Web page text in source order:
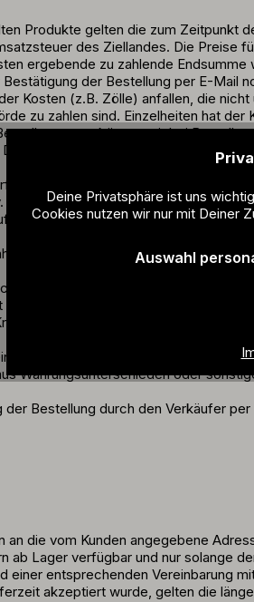
Produkte gelten die zum Zeitpunkt
des Ziellandes. Die Preise
ergebende zu zahlende
der Bestellung per E-Mail
Kosten (z.B. Zölle) anfallen, die
zu zahlen sind. Einzelheiten hat
können wir bei
dem Kunden entstehen können
gegen Vorkasse oder Zahlung
nach Feststellung der Gutschrift
andere Zahlarten des Verkäufers zu
geliefert werden, steht diese
aus Bankeinzug oder
vertreten. Der Verkäufer behält
nicht zu
Geld-Transaktionskosten wegen
Währungsunterschieden oder
Bestellung durch den Verkäufer
an die vom Kunden angegebene
ab Lager verfügbar und nur solange
einer entsprechenden Vereinbarung
akzeptiert wurde, gelten die
Deine Privatsphäre ist uns
Cookies nutzen wir nur mit Deiner
Auswahl